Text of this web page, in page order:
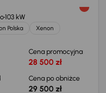
103 kW
Polska
Xenon
Cena promocyjna
28 500 zł
Cena po obniżce
29 500 zł